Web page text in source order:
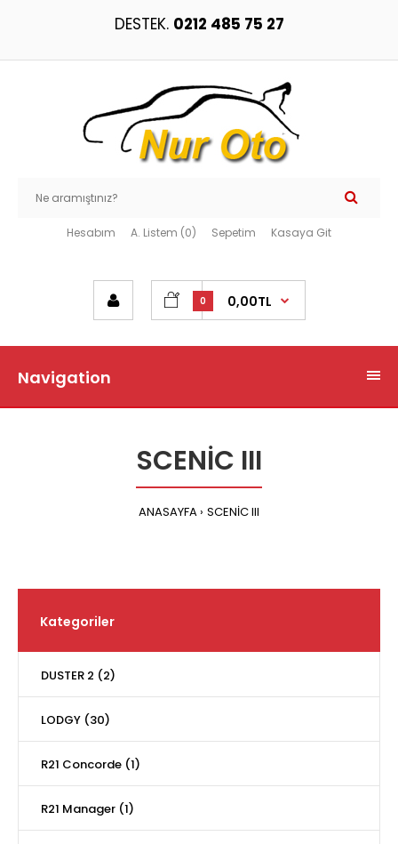
DESTEK. 0212 485 75 27
Hesabım A. Listem (0) Sepetim Kasaya Git
0 0,00TL
Navigation
SCENİC III
ANASAYFA SCENİC III
Kategoriler
DUSTER 2 (2)
LODGY (30)
R21 Concorde (1)
R21 Manager (1)